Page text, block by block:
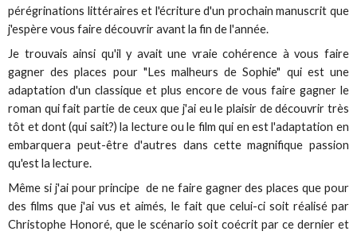
pérégrinations littéraires et l'écriture d'un prochain manuscrit que
j'espère vous faire découvrir avant la fin de l'année.
Je trouvais ainsi qu'il y avait une vraie cohérence à vous faire
gagner des places pour "Les malheurs de Sophie" qui est une
adaptation d'un classique et plus encore de vous faire gagner le
roman qui fait partie de ceux que j'ai eu le plaisir de découvrir très
tôt et dont (qui sait?) la lecture ou le film qui en est l'adaptation en
embarquera peut-être d'autres dans cette magnifique passion
qu'est la lecture.
Même si j'ai pour principe de ne faire gagner des places que pour
des films que j'ai vus et aimés, le fait que celui-ci soit réalisé par
Christophe Honoré, que le scénario soit coécrit par ce dernier et